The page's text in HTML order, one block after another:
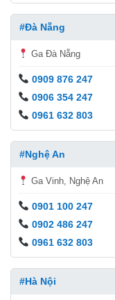
#Đà Nẵng
Ga Đà Nẵng
0909 876 247
0906 354 247
0961 632 803
#Nghệ An
Ga Vinh, Nghệ An
0901 100 247
0902 486 247
0961 632 803
#Hà Nội